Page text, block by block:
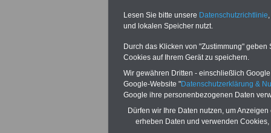
Vereinbarung
mit einem
Beschluss der
Ausland oder
Lesen Sie bitte unsere Datenschutzrichtlinie
und lokalen Speicher nutzt.
Durch das Klicken von "Zustimmung"
Cookies auf Ihrem Gerät zu speichern.
Wir gewähren Dritten - einschließlich
Google-Website "Datenschutzerklärung &
Google ihre personenbezogenen Daten
Dürfen wir Ihre Daten nutzen, um
erheben Daten und verwenden